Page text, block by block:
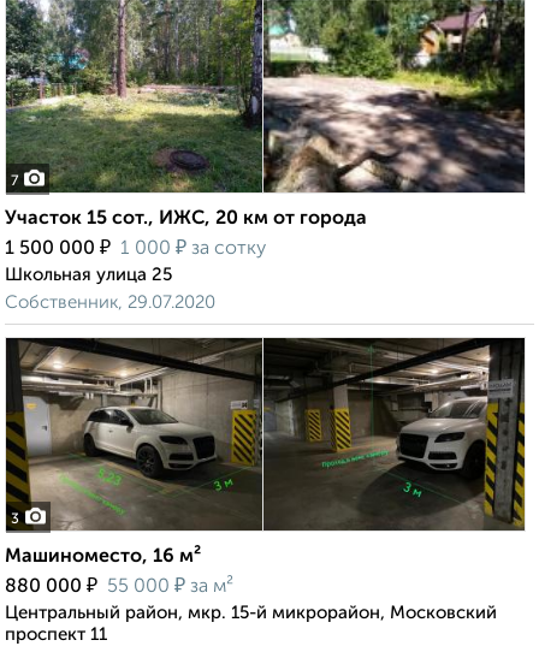
7
Участок 15 сот., ИЖС, 20 км от города
1 500 000 ₽ 1 000 ₽ за сотку
Школьная улица 25
Собственник, 29.07.2020
3
Машиноместо, 16 м²
880 000 ₽ 55 000 ₽ за м²
Центральный район, мкр. 15-й микрорайон, Московский
проспект 11